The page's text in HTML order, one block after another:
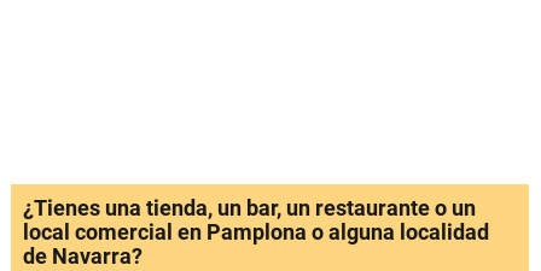
¿Tienes una tienda, un bar, un restaurante o un
local comercial en Pamplona o alguna localidad
de Navarra?